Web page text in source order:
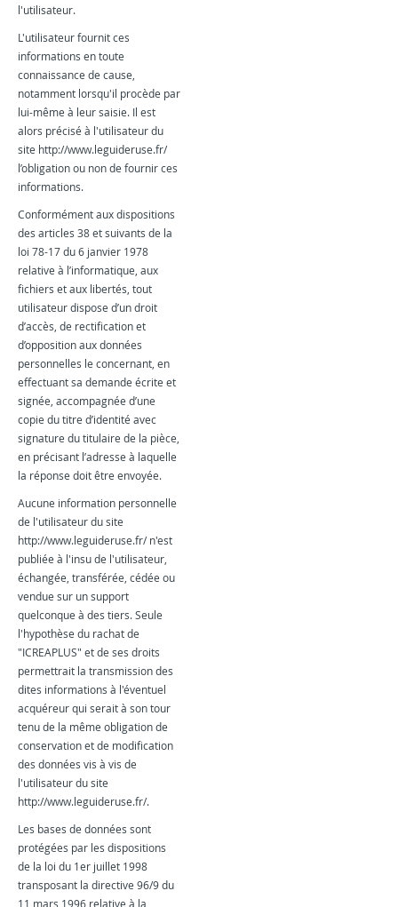
l'utilisateur.
L'utilisateur fournit ces
informations en toute
connaissance de cause,
notamment lorsqu'il procède par
lui-même à leur saisie. Il est
alors précisé à l'utilisateur du
site http://www.leguideruse.fr/
l’obligation ou non de fournir ces
informations.
Conformément aux dispositions
des articles 38 et suivants de la
loi 78-17 du 6 janvier 1978
relative à l’informatique, aux
fichiers et aux libertés, tout
utilisateur dispose d’un droit
d’accès, de rectification et
d’opposition aux données
personnelles le concernant, en
effectuant sa demande écrite et
signée, accompagnée d’une
copie du titre d’identité avec
signature du titulaire de la pièce,
en précisant l’adresse à laquelle
la réponse doit être envoyée.
Aucune information personnelle
de l'utilisateur du site
http://www.leguideruse.fr/ n'est
publiée à l'insu de l'utilisateur,
échangée, transférée, cédée ou
vendue sur un support
quelconque à des tiers. Seule
l'hypothèse du rachat de
"ICREAPLUS" et de ses droits
permettrait la transmission des
dites informations à l'éventuel
acquéreur qui serait à son tour
tenu de la même obligation de
conservation et de modification
des données vis à vis de
l'utilisateur du site
http://www.leguideruse.fr/.
Les bases de données sont
protégées par les dispositions
de la loi du 1er juillet 1998
transposant la directive 96/9 du
11 mars 1996 relative à la